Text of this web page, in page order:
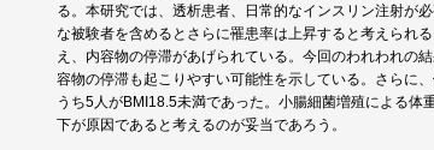
る。本研究では、透析患者、日常的なインスリン注射が
な被験者を含めるとさらに罹患率は上昇すると考えられ
え、内容物の停滞があげられている。今回のわれわれの
容物の停滞も起こりやすい可能性を示している。さらに
うち5人がBMI18.5未満であった。小腸細菌増殖による
下が原因であると考えるのが妥当であろう。